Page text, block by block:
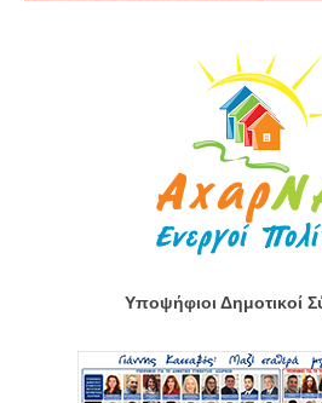
Υποψήφιοι Δημοτικοί